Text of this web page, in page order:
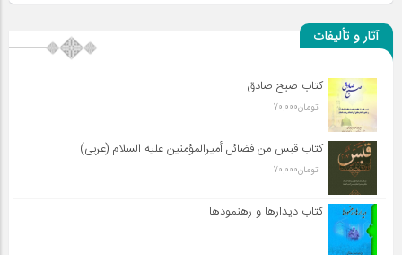
آثار و تألیفات
کتاب صبح صادق
تومان70,000
کتاب قبس من فضائل أميرالمؤمنين علیه السلام (عربی)
تومان70,000
کتاب دیدارها و رهنمودها